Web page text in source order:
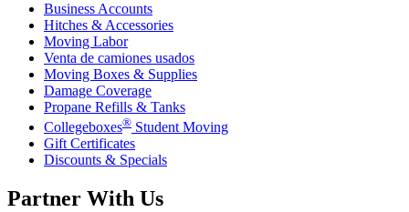
Business Accounts
Hitches & Accessories
Moving Labor
Venta de camiones usados
Moving Boxes & Supplies
Damage Coverage
Propane Refills & Tanks
Collegeboxes® Student Moving
Gift Certificates
Discounts & Specials
Partner With Us